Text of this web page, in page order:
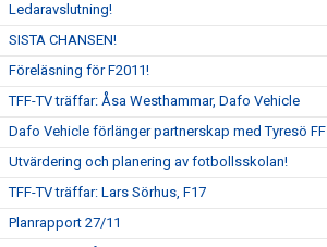
Ledaravslutning!
SISTA CHANSEN!
Föreläsning för F2011!
TFF-TV träffar: Åsa Westhammar, Dafo Vehicle
Dafo Vehicle förlänger partnerskap med Tyresö FF
Utvärdering och planering av fotbollsskolan!
TFF-TV träffar: Lars Sörhus, F17
Planrapport 27/11